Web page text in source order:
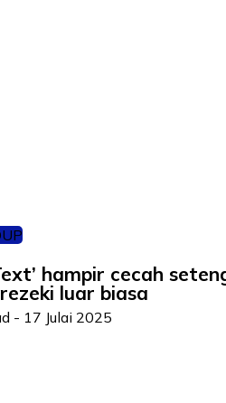
hampir cecah
luar biasa
- 17 Julai 2025